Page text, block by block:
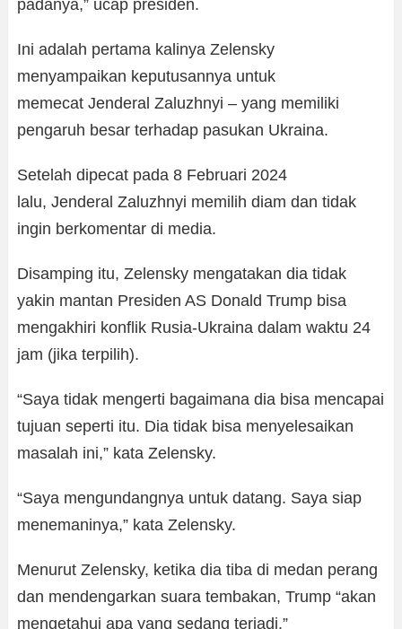
padanya,” ucap presiden.
Ini adalah pertama kalinya Zelensky
menyampaikan keputusannya untuk
memecat Jenderal Zaluzhnyi – yang memiliki
pengaruh besar terhadap pasukan Ukraina.
Setelah dipecat pada 8 Februari 2024
lalu, Jenderal Zaluzhnyi memilih diam dan tidak
ingin berkomentar di media.
Disamping itu, Zelensky mengatakan dia tidak
yakin mantan Presiden AS Donald Trump bisa
mengakhiri konflik Rusia-Ukraina dalam waktu 24
jam (jika terpilih).
“Saya tidak mengerti bagaimana dia bisa mencapai
tujuan seperti itu. Dia tidak bisa menyelesaikan
masalah ini,” kata Zelensky.
“Saya mengundangnya untuk datang. Saya siap
menemaninya,” kata Zelensky.
Menurut Zelensky, ketika dia tiba di medan perang
dan mendengarkan suara tembakan, Trump “akan
mengetahui apa yang sedang terjadi.”